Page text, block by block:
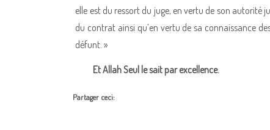
elle est du ressort du juge, en vertu de son autorité
du contrat ainsi qu’en vertu de sa connaissance
défunt. »
Et Allah Seul le sait par excellence.
Partager ceci: